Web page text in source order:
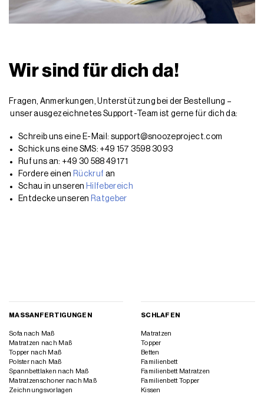
Wir sind für dich da!
Fragen, Anmerkungen, Unterstützung bei der Bestellung –
unser ausgezeichnetes Support-Team ist gerne für dich da:
Schreib uns eine E-Mail: support@snoozeproject.com
Schick uns eine SMS: +49 157 3598 3093
Ruf uns an: +49 30 588 49171
Fordere einen Rückruf an
Schau in unseren Hilfebereich
Entdecke unseren Ratgeber
MASSANFERTIGUNGEN
Sofa nach Maß
Matratzen nach Maß
Topper nach Maß
Polster nach Maß
Spannbettlaken nach Maß
Matratzenschoner nach Maß
Zeichnungsvorlagen
SCHLAFEN
Matratzen
Topper
Betten
Familienbett
Familienbett Matratzen
Familienbett Topper
Kissen